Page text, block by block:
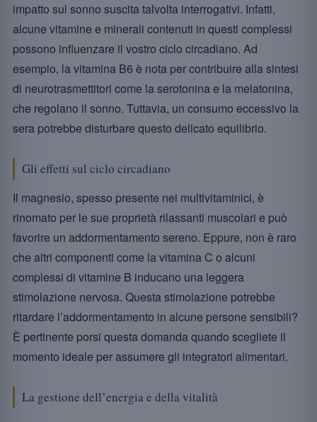
impatto sul sonno suscita talvolta interrogativi. Infatti,
alcune vitamine e minerali contenuti in questi complessi
possono influenzare il vostro ciclo circadiano. Ad
esempio, la vitamina B6 è nota per contribuire alla sintesi
di neurotrasmettitori come la serotonina e la melatonina,
che regolano il sonno. Tuttavia, un consumo eccessivo la
sera potrebbe disturbare questo delicato equilibrio.
Gli effetti sul ciclo circadiano
Il magnesio, spesso presente nei multivitaminici, è
rinomato per le sue proprietà rilassanti muscolari e può
favorire un addormentamento sereno. Eppure, non è raro
che altri componenti come la vitamina C o alcuni
complessi di vitamine B inducano una leggera
stimolazione nervosa. Questa stimolazione potrebbe
ritardare l’addormentamento in alcune persone sensibili?
È pertinente porsi questa domanda quando scegliete il
momento ideale per assumere gli integratori alimentari.
La gestione dell’energia e della vitalità